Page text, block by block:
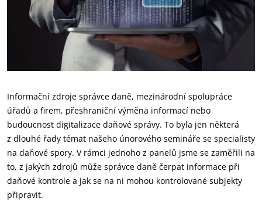
Informační zdroje správce daně, mezinárodní spolupráce
úřadů a firem, přeshraniční výměna informací nebo
budoucnost digitalizace daňové správy. To byla jen některá
z dlouhé řady témat našeho únorového semináře se specialisty
na daňové spory. V rámci jednoho z panelů jsme se zaměřili na
to, z jakých zdrojů může správce daně čerpat informace při
daňové kontrole a jak se na ni mohou kontrolované subjekty
připravit.